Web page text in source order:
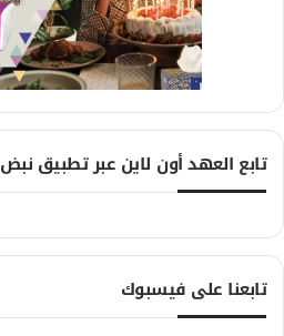
تابع العهد أون لاين عبر تطبيق نبض
تابعنا على فيسبوك